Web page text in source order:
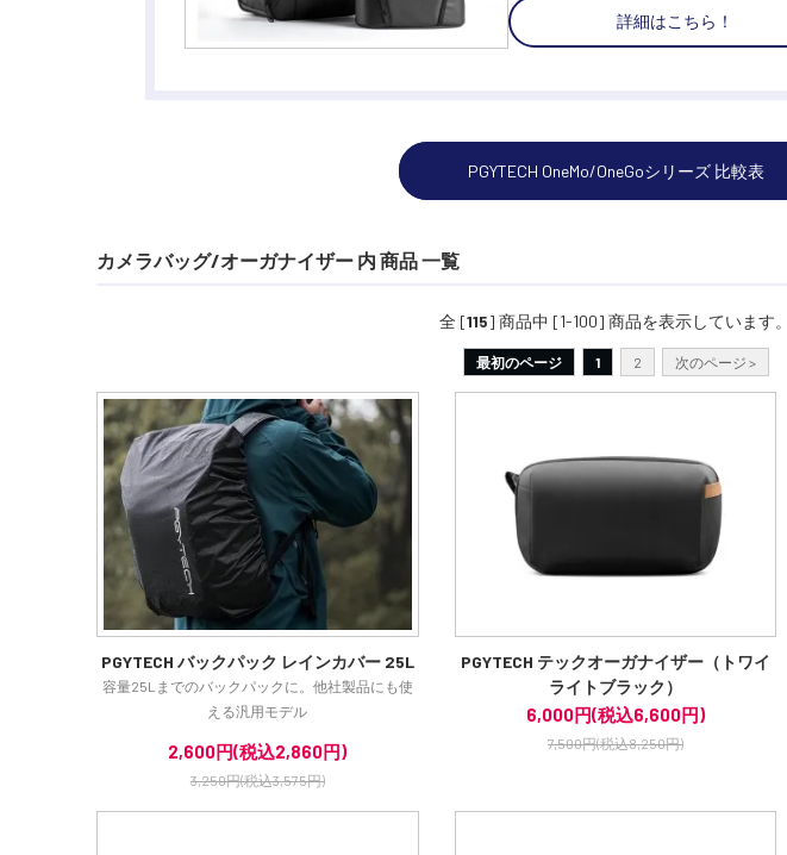
詳細はこちら！
PGYTECH OneMo/OneGoシリーズ 比較表
カメラバッグ/オーガナイザー 内 商品 一覧
全 [115] 商品中 [1-100] 商品を表示しています。
最初のページ 1 2 次のページ >
PGYTECH バックパック レインカバー 25L
容量25Lまでのバックパックに。他社製品にも使
える汎用モデル
2,600円(税込2,860円)
3,250円(税込3,575円)
PGYTECH テックオーガナイザー（トワイ
ライトブラック）
6,000円(税込6,600円)
7,500円(税込8,250円)